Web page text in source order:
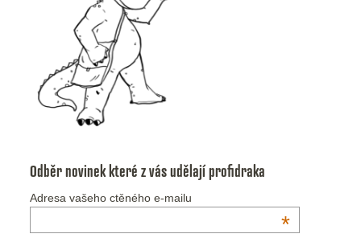
Odběr novinek které z vás udělají profidraka
Adresa vašeho ctěného e-mailu
*